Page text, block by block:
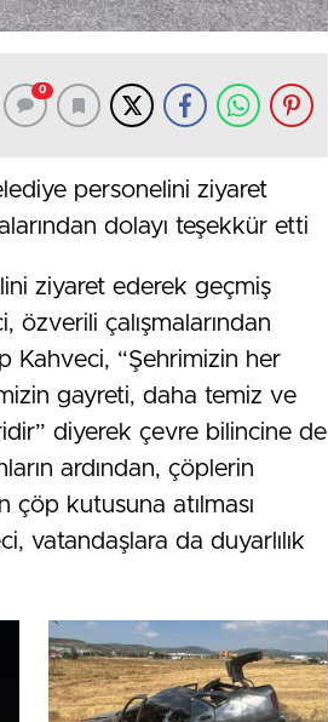
0
personelini ziyaret
dolayı teşekkür etti
ziyaret ederek geçmiş
özverili çalışmalarından
Kahveci, “Şehrimizin her
gayreti, daha temiz ve
diyerek çevre bilincine de
ardından, çöplerin
çöp kutusuna atılması
vatandaşlara da duyarlılık